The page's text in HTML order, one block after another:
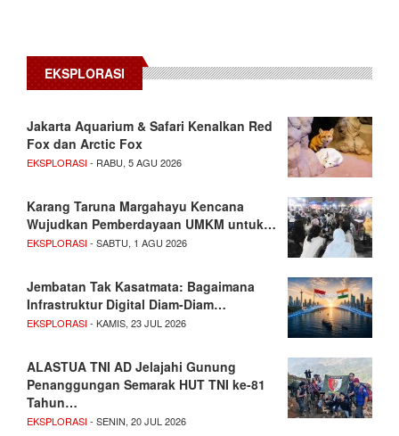
EKSPLORASI
Jakarta Aquarium & Safari Kenalkan Red
Fox dan Arctic Fox
EKSPLORASI- RABU, 5 AGU 2026
Karang Taruna Margahayu Kencana
Wujudkan Pemberdayaan UMKM untuk…
EKSPLORASI- SABTU, 1 AGU 2026
Jembatan Tak Kasatmata: Bagaimana
Infrastruktur Digital Diam-Diam…
EKSPLORASI- KAMIS, 23 JUL 2026
ALASTUA TNI AD Jelajahi Gunung
Penanggungan Semarak HUT TNI ke-81
Tahun…
EKSPLORASI- SENIN, 20 JUL 2026